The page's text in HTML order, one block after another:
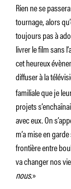
Rien ne se
tournage, alors
toujours pas à
livrer le film sans
cet heureux
diffuser à la
familiale que je
projets
avec eux. On
m’a mise en
frontière entre
va changer nos
nous.»